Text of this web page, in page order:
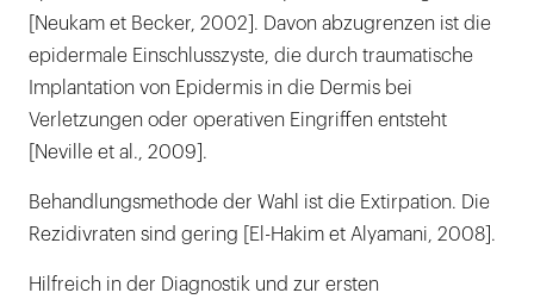
[Neukam et Becker, 2002]. Davon abzugrenzen ist die
epidermale Einschlusszyste, die durch traumatische
Implantation von Epidermis in die Dermis bei
Verletzungen oder operativen Eingriffen entsteht
[Neville et al., 2009].
Behandlungsmethode der Wahl ist die Extirpation. Die
Rezidivraten sind gering [El-Hakim et Alyamani, 2008].
Hilfreich in der Diagnostik und zur ersten